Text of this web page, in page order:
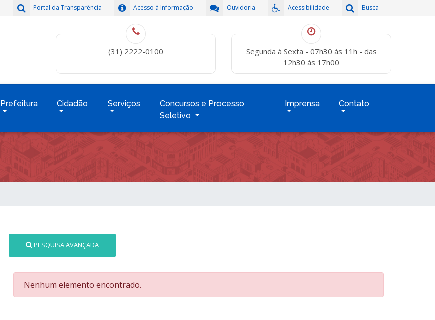
Busca
Acessibilidade
Ouvidoria
Acesso à Informação
Portal da Transparência
(31) 2222-0100
Segunda à Sexta - 07h30 às 11h - das
12h30 às 17h00
Prefeitura Cidadão Serviços
Concursos e Processo
Seletivo
Imprensa Contato
PESQUISA AVANÇADA
Nenhum elemento encontrado.